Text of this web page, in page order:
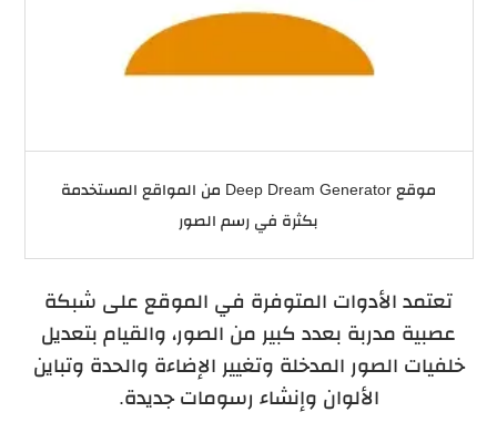
موقع Deep Dream Generator من المواقع المستخدمة
بكثرة في رسم الصور
تعتمد الأدوات المتوفرة في الموقع على شبكة
عصبية مدربة بعدد كبير من الصور، والقيام بتعديل
خلفيات الصور المدخلة وتغيير الإضاءة والحدة وتباين
الألوان وإنشاء رسومات جديدة.